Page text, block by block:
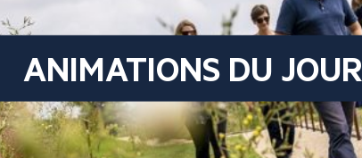
ANIMATIONS DU JOUR